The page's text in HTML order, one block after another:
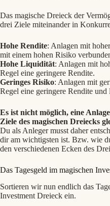
Das magische Dreieck der
drei Ziele miteinander in
Hohe Rendite: Anlagen mit
mit einem hohen Risiko
Hohe Liquidität: Anlagen mit
Regel eine geringere Rendite.
Geringes Risiko: Anlagen mit
Regel eine geringere Rendite
Es ist nicht möglich, eine
Ziele des magischen Dreiecks
Du als Anleger musst daher
dir am wichtigsten ist. Bzw. wie
den verschiedenen Ecken des
Das Tagesgeld im magischen
Sortieren wir nun endlich das
Investment Dreieck ein.